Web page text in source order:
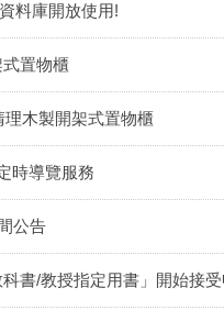
料庫開放使用!
式置物櫃
理木製開架式置物櫃
時導覽服務
公告
科書/教授指定用書」開始接